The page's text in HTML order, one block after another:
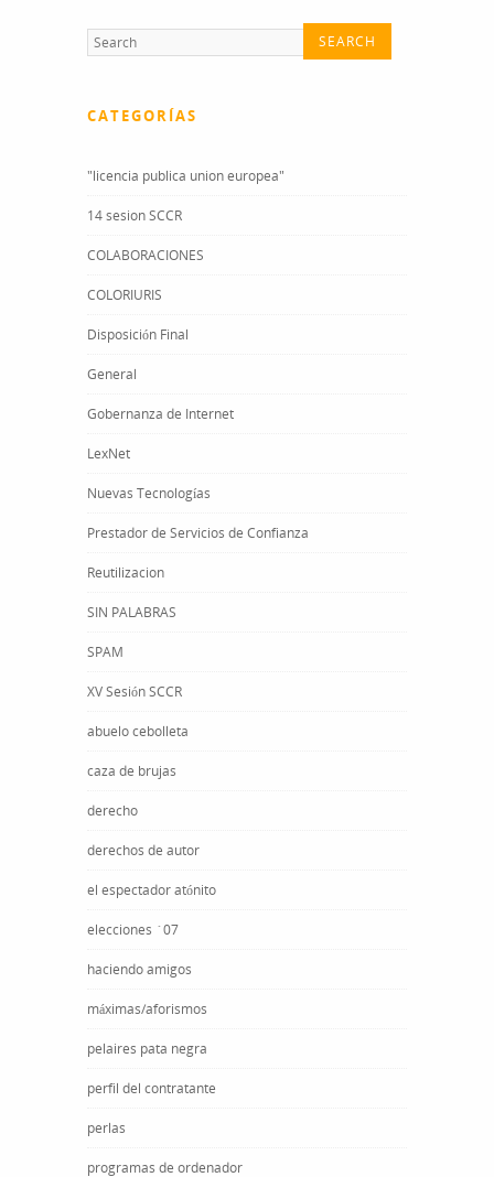
CATEGORÍAS
"licencia publica union europea"
14 sesion SCCR
COLABORACIONES
COLORIURIS
Disposición Final
General
Gobernanza de Internet
LexNet
Nuevas Tecnologías
Prestador de Servicios de Confianza
Reutilizacion
SIN PALABRAS
SPAM
XV Sesión SCCR
abuelo cebolleta
caza de brujas
derecho
derechos de autor
el espectador atónito
elecciones ´07
haciendo amigos
máximas/aforismos
pelaires pata negra
perfil del contratante
perlas
programas de ordenador